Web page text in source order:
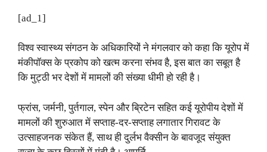
[ad_1]
विश्व स्वास्थ्य संगठन के अधिकारियों ने मंगलवार को कहा कि यूरोप में
मंकीपॉक्स के प्रकोप को खत्म करना संभव है, इस बात का सबूत है
कि मुट्ठी भर देशों में मामलों की संख्या धीमी हो रही है।
फ्रांस, जर्मनी, पुर्तगाल, स्पेन और ब्रिटेन सहित कई यूरोपीय देशों में
मामलों की शुरुआत में सप्ताह-दर-सप्ताह लगातार गिरावट के
उत्साहजनक संकेत हैं, साथ ही दुर्लभ वैक्सीन के बावजूद संयुक्त